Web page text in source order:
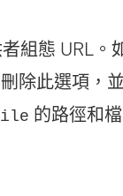
組態 URL。
除此選項，
的路徑和